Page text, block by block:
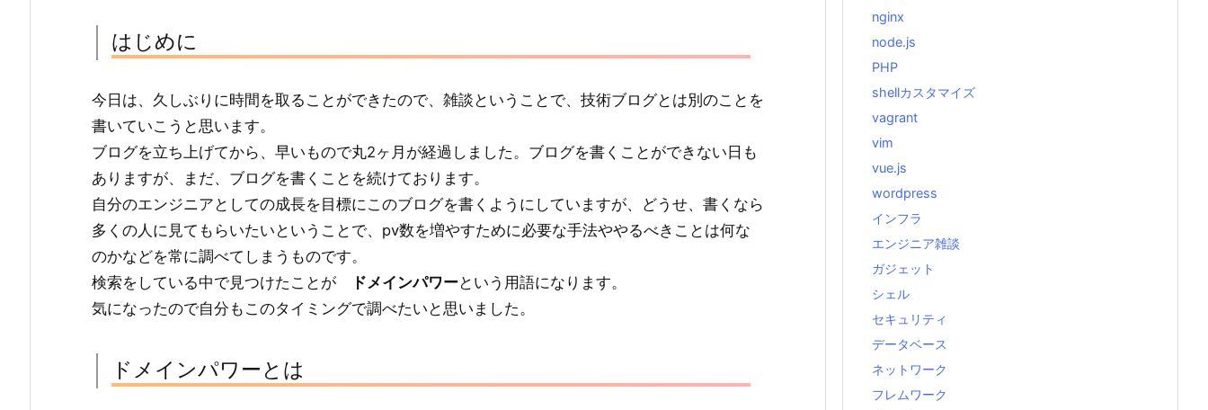
はじめに
今日は、久しぶりに時間を取ることができたので、雑談ということで、技術ブログとは別のことを
書いていこうと思います。
ブログを立ち上げてから、早いもので丸2ヶ月が経過しました。ブログを書くことができない日も
ありますが、まだ、ブログを書くことを続けております。
自分のエンジニアとしての成長を目標にこのブログを書くようにしていますが、どうせ、書くなら
多くの人に見てもらいたいということで、pv数を増やすために必要な手法ややるべきことは何な
のかなどを常に調べてしまうものです。
検索をしている中で見つけたことが ドメインパワーという用語になります。
気になったので自分もこのタイミングで調べたいと思いました。
ドメインパワーとは
nginx
node.js
PHP
shellカスタマイズ
vagrant
vim
vue.js
wordpress
インフラ
エンジニア雑談
ガジェット
シェル
セキュリティ
データベース
ネットワーク
フレムワーク